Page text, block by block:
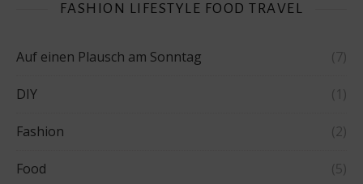
FASHION LIFESTYLE FOOD TRAVEL
Auf einen Plausch am Sonntag (7)
DIY (1)
Fashion (2)
Food (5)